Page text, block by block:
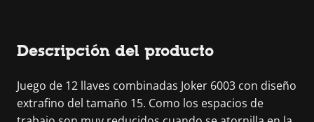
Descripción del producto
Juego de 12 llaves combinadas Joker 6003 con diseño
extrafino del tamaño 15. Como los espacios de